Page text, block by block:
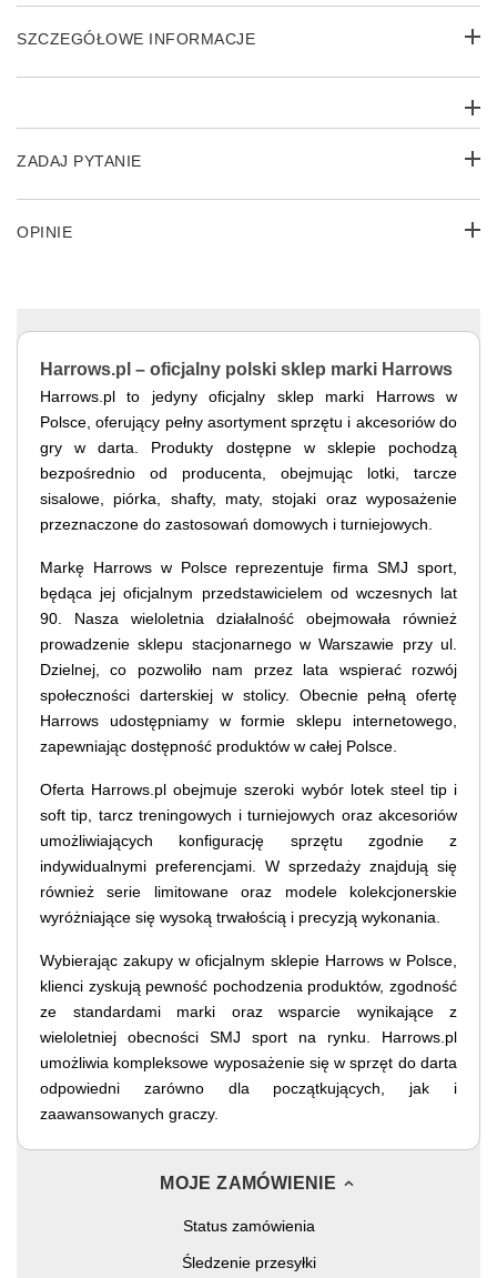
SZCZEGÓŁOWE INFORMACJE
ZADAJ PYTANIE
OPINIE
Harrows.pl – oficjalny polski sklep marki Harrows
Harrows.pl to jedyny oficjalny sklep marki Harrows w
Polsce, oferujący pełny asortyment sprzętu i akcesoriów do
gry w darta. Produkty dostępne w sklepie pochodzą
bezpośrednio od producenta, obejmując lotki, tarcze
sisalowe, piórka, shafty, maty, stojaki oraz wyposażenie
przeznaczone do zastosowań domowych i turniejowych.
Markę Harrows w Polsce reprezentuje firma SMJ sport,
będąca jej oficjalnym przedstawicielem od wczesnych lat
90. Nasza wieloletnia działalność obejmowała również
prowadzenie sklepu stacjonarnego w Warszawie przy ul.
Dzielnej, co pozwoliło nam przez lata wspierać rozwój
społeczności darterskiej w stolicy. Obecnie pełną ofertę
Harrows udostępniamy w formie sklepu internetowego,
zapewniając dostępność produktów w całej Polsce.
Oferta Harrows.pl obejmuje szeroki wybór lotek steel tip i
soft tip, tarcz treningowych i turniejowych oraz akcesoriów
umożliwiających konfigurację sprzętu zgodnie z
indywidualnymi preferencjami. W sprzedaży znajdują się
również serie limitowane oraz modele kolekcjonerskie
wyróżniające się wysoką trwałością i precyzją wykonania.
Wybierając zakupy w oficjalnym sklepie Harrows w Polsce,
klienci zyskują pewność pochodzenia produktów, zgodność
ze standardami marki oraz wsparcie wynikające z
wieloletniej obecności SMJ sport na rynku. Harrows.pl
umożliwia kompleksowe wyposażenie się w sprzęt do darta
odpowiedni zarówno dla początkujących, jak i
zaawansowanych graczy.
MOJE ZAMÓWIENIE
Status zamówienia
Śledzenie przesyłki